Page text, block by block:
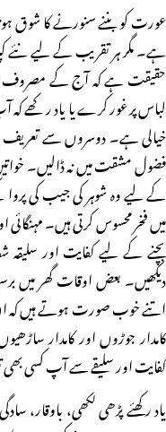
عورت کو بننے سنورنے کا شوق
ہے۔ مگر ہر تقریب کے لیے
حقیقت ہے کہ آج کے مصروف
لباس پر غور کرے یا یاد رکھے کہ
خیالی ہے۔ دوسروں سے تعریف
فضول مشقت میں نہ ڈالیں۔
کے لیے وہ شوہر کی جیب کی پروا
میں فخر محسوس کرتی ہیں۔
بچنے کے لیے کفایت اور سلیقہ
دیکھیں۔ بعض اوقات گھر
اتنے خوب صورت ہوتے ہیں کہ ان
کامدار جوڑوں اور کامدار
کفایت اور سلیقے سے آپ کسی بھی
یاد رکھئے پڑھی لکھی، باوقار،